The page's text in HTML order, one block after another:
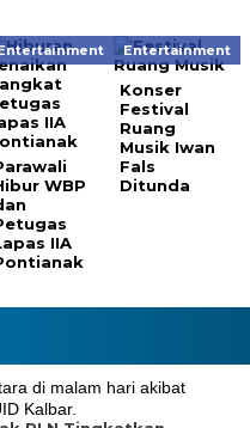
WBP
IIA
Entertainment
Konser
Festival
Ruang
Musik Iwan
Fals
Ditunda